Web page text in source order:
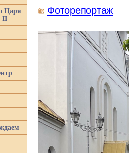
Фоторепортаж
Царя
II